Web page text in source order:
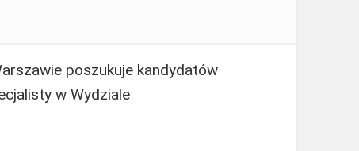
poszukuje kandydatów
w Wydziale